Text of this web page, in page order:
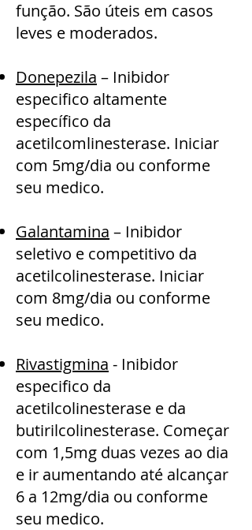
função. São úteis em casos
leves e moderados.
Donepezila – Inibidor
especifico altamente
específico da
acetilcomlinesterase. Iniciar
com 5mg/dia ou conforme
seu medico.
Galantamina – Inibidor
seletivo e competitivo da
acetilcolinesterase. Iniciar
com 8mg/dia ou conforme
seu medico.
Rivastigmina - Inibidor
especifico da
acetilcolinesterase e da
butirilcolinesterase. Começar
com 1,5mg duas vezes ao dia
e ir aumentando até alcançar
6 a 12mg/dia ou conforme
seu medico.